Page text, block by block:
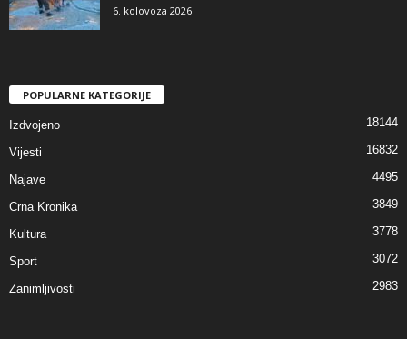
6. kolovoza 2026
POPULARNE KATEGORIJE
Izdvojeno 18144
Vijesti 16832
Najave 4495
Crna Kronika 3849
Kultura 3778
Sport 3072
Zanimljivosti 2983